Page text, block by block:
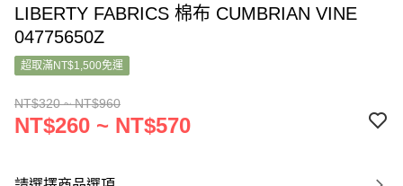
LIBERTY FABRICS 棉布 CUMBRIAN VINE
04775650Z
超取滿NT$1,500免運
NT$320 ~ NT$960
NT$260 ~ NT$570